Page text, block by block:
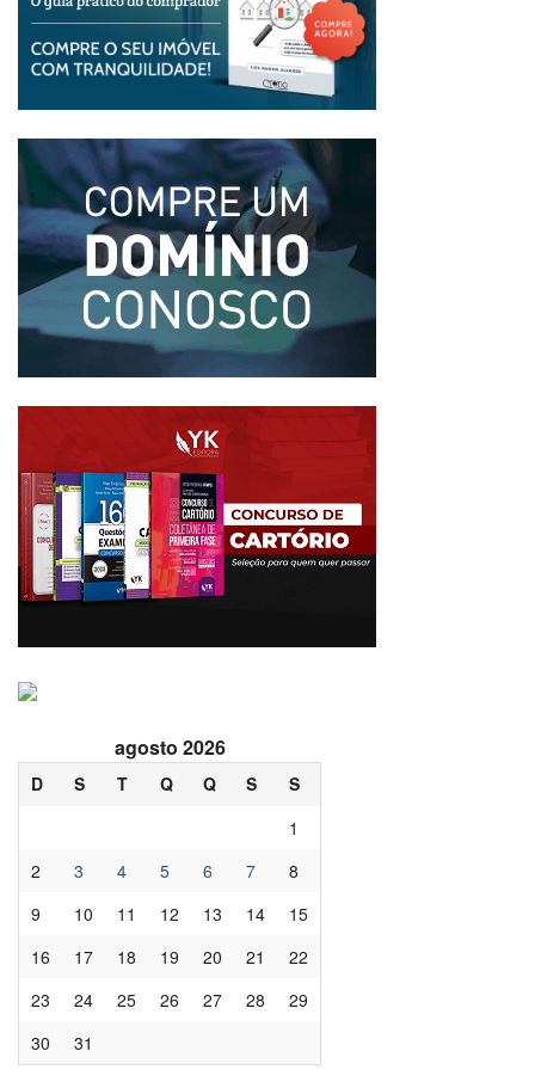
agosto 2026
D S T Q Q S
S
1
2
3 4 5 6 7
8
9
10 11 12 13 14
15
16
17 18 19 20 21
22
23
24 25 26 27 28
29
30
31